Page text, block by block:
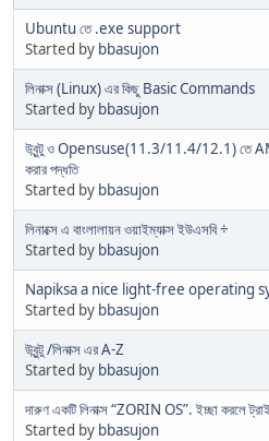
Ubuntu তে .exe support
Started by bbasujon
লিনাক্স (Linux) এর কিছু Basic Commands
Started by bbasujon
উবুন্টু ও Opensuse(11.3/11.4/12.1) তে
করার পদ্ধতি
Started by bbasujon
লিনাক্সে এ বাংলালায়ন ওয়াইম্যাক্স ইউএসবি ÷
Started by bbasujon
Napiksa a nice light-free operating
Started by bbasujon
উবুন্টু /লিনাক্স এর A-Z
Started by bbasujon
দারুণ একটি লিনাক্স “ZORIN OS”. ইচ্ছা করলে
Started by bbasujon